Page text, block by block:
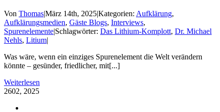
Von Thomas|März 14th, 2025|Kategorien: Aufklärung,
Aufklärungsmedien, Gäste Blogs, Interviews,
Spurenelemente|Schlagwörter: Das Lithium-Komplott, Dr. Michael
Nehls, Litium|
Was wäre, wenn ein einziges Spurenelement die Welt verändern
könnte – gesünder, friedlicher, mit[...]
Weiterlesen
2602, 2025